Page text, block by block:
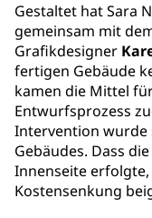
Gestaltet hat Sara
gemeinsam mit
Grafikdesigner
fertigen Gebäude
kamen die Mittel
Entwurfsprozess
Intervention wurde
Gebäudes. Dass
Innenseite
Kostensenkung